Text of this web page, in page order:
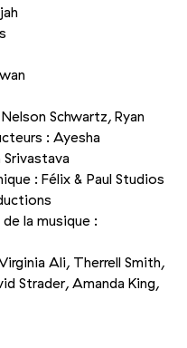
Schwartz, Ryan
: Ayesha
Srivastava
: Félix & Paul Studios
la musique :
Ali, Therrell Smith,
Strader, Amanda King,